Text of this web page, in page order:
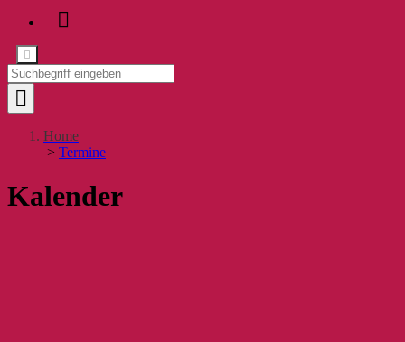
Home
> Termine
Kalender